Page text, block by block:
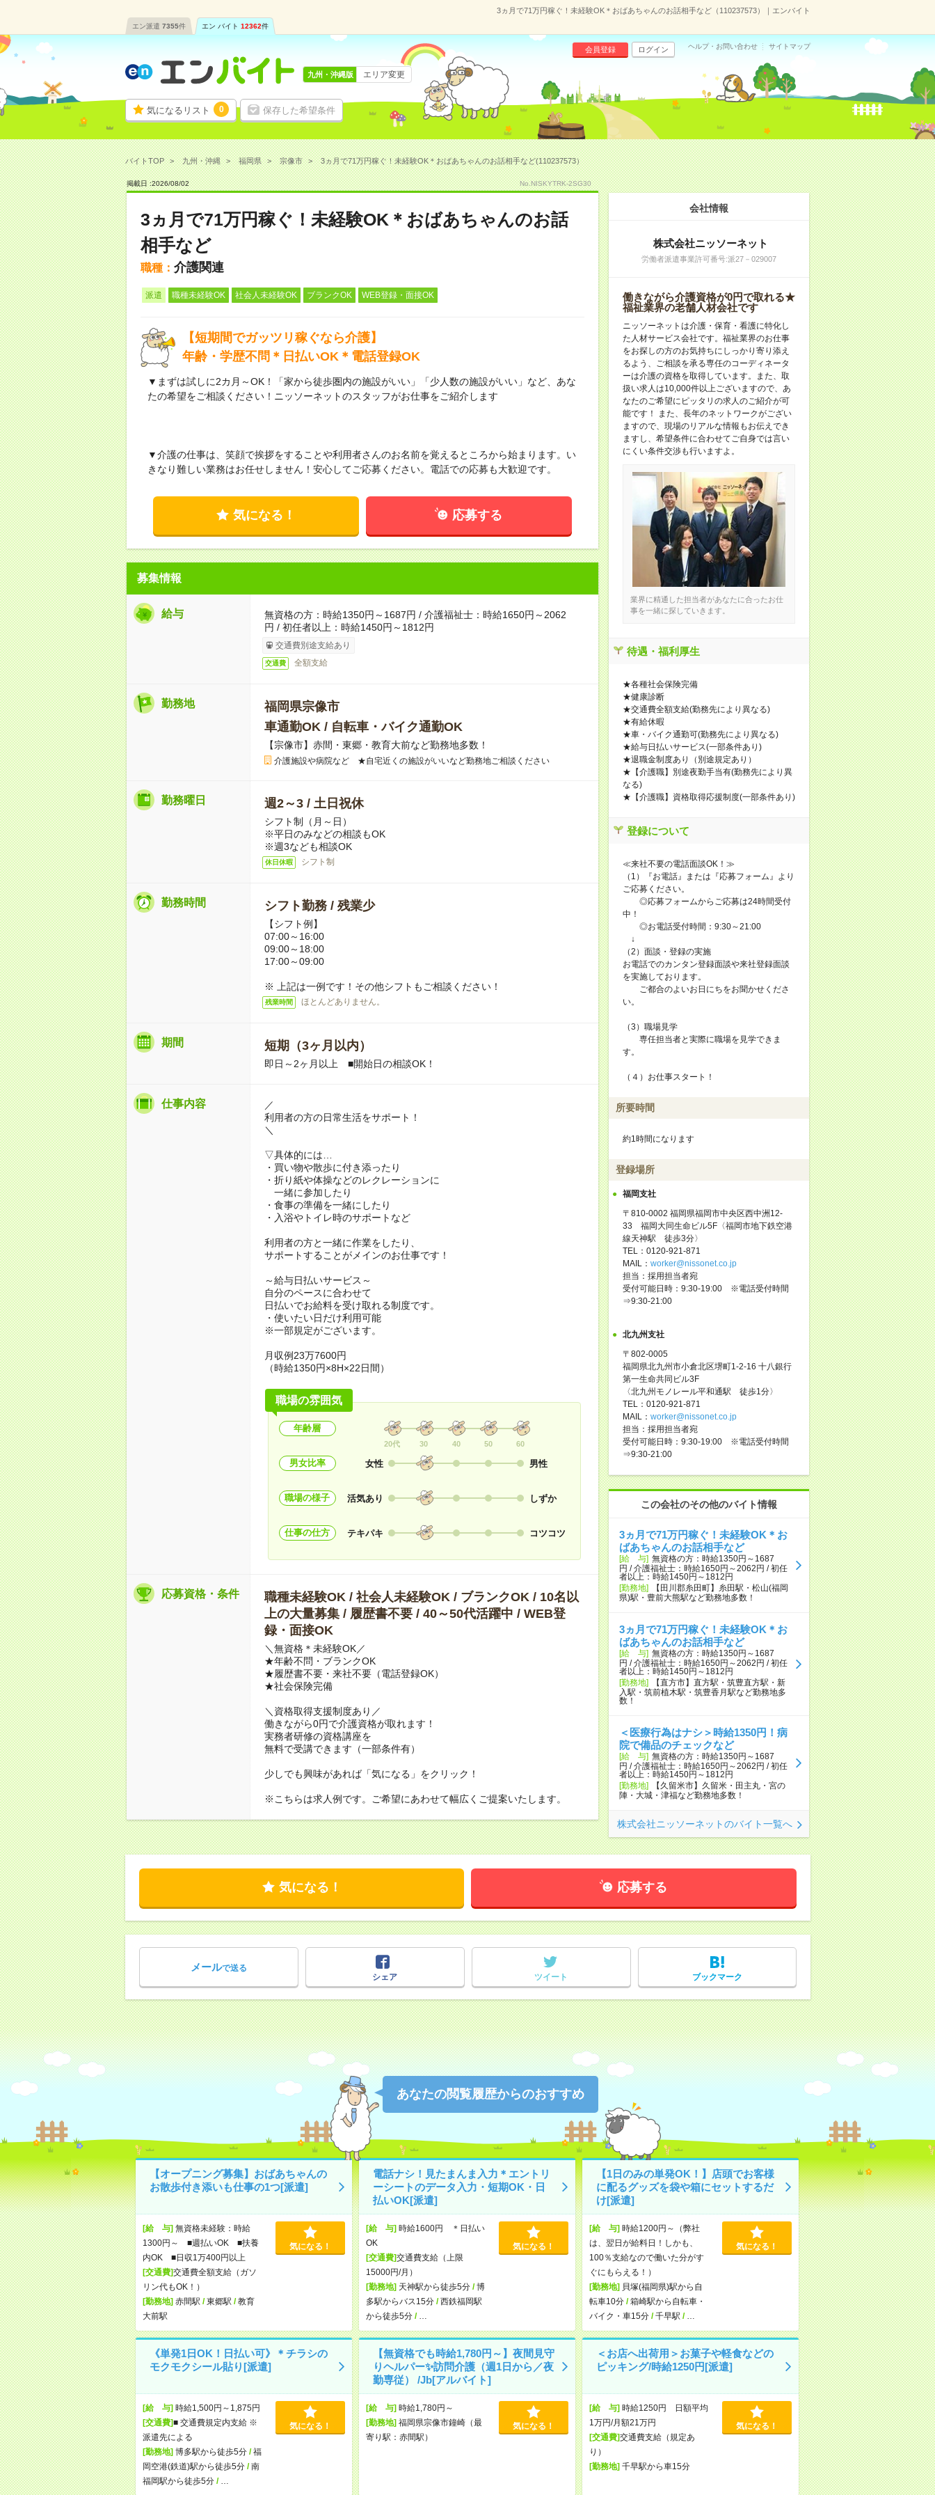
3ヵ月で71万円稼ぐ！未経験OK＊おばあちゃんのお話相手など（110237573）｜エンバイト
エン派遣 7355件 エン バイト 12362件
気になるリスト 0 保存した希望条件
会員登録 ログイン ヘルプ・お問い合わせ サイトマップ
九州・沖縄版 エリア変更
バイトTOP 九州・沖縄 福岡県 宗像市 3ヵ月で71万円稼ぐ！未経験OK＊おばあちゃんのお話相手など(110237573）
掲載日 :2026/08/02 No.NISKYTRK-2SG30
3ヵ月で71万円稼ぐ！未経験OK＊おばあちゃんのお話
相手など
職種： 介護関連
派遣 職種未経験OK 社会人未経験OK ブランクOK WEB登録・面接OK
【短期間でガッツリ稼ぐなら介護】
年齢・学歴不問＊日払いOK＊電話登録OK
▼まずは試しに2カ月～OK！「家から徒歩圏内の施設がいい」「少人数の施設がいい」など、あな
たの希望をご相談ください！ニッソーネットのスタッフがお仕事をご紹介します
▼介護の仕事は、笑顔で挨拶をすることや利用者さんのお名前を覚えるところから始まります。い
きなり難しい業務はお任せしません！安心してご応募ください。電話での応募も大歓迎です。
気になる！ 応募する
募集情報
給与
無資格の方：時給1350円～1687円 / 介護福祉士：時給1650円～2062
円 / 初任者以上：時給1450円～1812円
交通費別途支給あり
交通費 全額支給
勤務地
福岡県宗像市
車通勤OK / 自転車・バイク通勤OK
【宗像市】赤間・東郷・教育大前など勤務地多数！
介護施設や病院など ★自宅近くの施設がいいなど勤務地ご相談ください
勤務曜日 週2～3 / 土日祝休
シフト制（月～日）
※平日のみなどの相談もOK
※週3なども相談OK
休日休暇 シフト制
勤務時間 シフト勤務 / 残業少
【シフト例】
07:00～16:00
09:00～18:00
17:00～09:00
※ 上記は一例です！その他シフトもご相談ください！
残業時間 ほとんどありません。
期間 短期（3ヶ月以内）
即日～2ヶ月以上 ■開始日の相談OK！
仕事内容
／
利用者の方の日常生活をサポート！
＼
▽具体的には…
・買い物や散歩に付き添ったり
・折り紙や体操などのレクレーションに
一緒に参加したり
・食事の準備を一緒にしたり
・入浴やトイレ時のサポートなど
利用者の方と一緒に作業をしたり、
サポートすることがメインのお仕事です！
～給与日払いサービス～
自分のペースに合わせて
日払いでお給料を受け取れる制度です。
・使いたい日だけ利用可能
※一部規定がございます。
月収例23万7600円
（時給1350円×8H×22日間）
職場の雰囲気
年齢層
20代 30 40 50 60
男女比率 女性 男性
職場の様子 活気あり しずか
仕事の仕方 テキパキ コツコツ
応募資格・条件
職種未経験OK / 社会人未経験OK / ブランクOK / 10名以
上の大量募集 / 履歴書不要 / 40～50代活躍中 / WEB登
録・面接OK
＼無資格＊未経験OK／
★年齢不問・ブランクOK
★履歴書不要・来社不要（電話登録OK）
★社会保険完備
＼資格取得支援制度あり／
働きながら0円で介護資格が取れます！
実務者研修の資格講座を
無料で受講できます（一部条件有）
少しでも興味があれば「気になる」をクリック！
※こちらは求人例です。ご希望にあわせて幅広くご提案いたします。
会社情報
株式会社ニッソーネット
労働者派遣事業許可番号:派27－029007
働きながら介護資格が0円で取れる★
福祉業界の老舗人材会社です
ニッソーネットは介護・保育・看護に特化し
た人材サービス会社です。福祉業界のお仕事
をお探しの方のお気持ちにしっかり寄り添え
るよう、ご相談を承る専任のコーディネータ
ーは介護の資格を取得しています。また、取
扱い求人は10,000件以上ございますので、あ
なたのご希望にピッタリの求人のご紹介が可
能です！ また、長年のネットワークがござい
ますので、現場のリアルな情報もお伝えでき
ますし、希望条件に合わせてご自身では言い
にくい条件交渉も行いますよ。
業界に精通した担当者があなたに合ったお仕
事を一緒に探していきます。
待遇・福利厚生
★各種社会保険完備
★健康診断
★交通費全額支給(勤務先により異なる)
★有給休暇
★車・バイク通勤可(勤務先により異なる)
★給与日払いサービス(一部条件あり)
★退職金制度あり（別途規定あり）
★【介護職】別途夜勤手当有(勤務先により異
なる)
★【介護職】資格取得応援制度(一部条件あり)
登録について
≪来社不要の電話面談OK！≫
（1）『お電話』または『応募フォーム』より
ご応募ください。
◎応募フォームからご応募は24時間受付
中！
◎お電話受付時間：9:30～21:00
↓
（2）面談・登録の実施
お電話でのカンタン登録面談や来社登録面談
を実施しております。
ご都合のよいお日にちをお聞かせくださ
い。
（3）職場見学
専任担当者と実際に職場を見学できま
す。
（４）お仕事スタート！
所要時間
約1時間になります
登録場所
福岡支社
〒810-0002 福岡県福岡市中央区西中洲12-
33 福岡大同生命ビル5F〈福岡市地下鉄空港
線天神駅 徒歩3分〉
TEL：0120-921-871
MAIL： worker@nissonet.co.jp
担当：採用担当者宛
受付可能日時：9:30-19:00 ※電話受付時間
⇒9:30-21:00
北九州支社
〒802-0005
福岡県北九州市小倉北区堺町1-2-16 十八銀行
第一生命共同ビル3F
〈北九州モノレール平和通駅 徒歩1分〉
TEL：0120-921-871
MAIL： worker@nissonet.co.jp
担当：採用担当者宛
受付可能日時：9:30-19:00 ※電話受付時間
⇒9:30-21:00
この会社のその他のバイト情報
3ヵ月で71万円稼ぐ！未経験OK＊お
ばあちゃんのお話相手など
[給 与] 無資格の方：時給1350円～1687
円 / 介護福祉士：時給1650円～2062円 / 初任
者以上：時給1450円～1812円
[勤務地]
【田川郡糸田町】糸田駅・松山(福岡
県)駅・豊前大熊駅など勤務地多数！
3ヵ月で71万円稼ぐ！未経験OK＊お
ばあちゃんのお話相手など
[給 与] 無資格の方：時給1350円～1687
円 / 介護福祉士：時給1650円～2062円 / 初任
者以上：時給1450円～1812円
[勤務地]
【直方市】直方駅・筑豊直方駅・新
入駅・筑前植木駅・筑豊香月駅など勤務地多
数！
＜医療行為はナシ＞時給1350円！病
院で備品のチェックなど
[給 与] 無資格の方：時給1350円～1687
円 / 介護福祉士：時給1650円～2062円 / 初任
者以上：時給1450円～1812円
[勤務地]
【久留米市】久留米・田主丸・宮の
陣・大城・津福など勤務地多数！
株式会社ニッソーネットのバイト一覧へ
気になる！ 応募する
メールで送る
シェア
ツイート ブックマーク
あなたの閲覧履歴からのおすすめ
【オープニング募集】おばあちゃんの
お散歩付き添いも仕事の1つ[派遣]
[給 与]無資格未経験：時給
1300円～ ■週払いOK ■扶養
内OK ■日収1万400円以上
[交通費]交通費全額支給（ガソ
リン代もOK！）
[勤務地]赤間駅 /東郷駅 /教育
大前駅
気になる！
電話ナシ！見たまんま入力＊エントリ
ーシートのデータ入力・短期OK・日
払いOK[派遣]
[給 与]時給1600円 ＊日払い
OK
[交通費]交通費支給（上限
15000円/月）
[勤務地]天神駅から徒歩5分/博
多駅からバス15分/西鉄福岡駅
から徒歩5分/
気になる！
【1日のみの単発OK！】店頭でお客様
に配るグッズを袋や箱にセットするだ
け[派遣]
[給 与]時給1200円～（弊社
は、翌日が給料日！しかも、
100％支給なので働いた分がす
ぐにもらえる！）
[勤務地]貝塚(福岡県)駅から自
転車10分/箱崎駅から自転車・
バイク・車15分/千早駅 /
気になる！
《単発1日OK！日払い可》＊チラシの
モクモクシール貼り[派遣]
[給 与]時給1,500円～1,875円
[交通費]■ 交通費規定内支給 ※
派遣先による
[勤務地]博多駅から徒歩5分/福
岡空港(鉄道)駅から徒歩5分/南
福岡駅から徒歩5分/
気になる！
【無資格でも時給1,780円～】夜間見守
りヘルパー✨訪問介護（週1日から／夜
勤専従） /Jb[アルバイト]
[給 与]時給1,780円～
[勤務地]福岡県宗像市鐘崎（最
寄り駅：赤間駅）
気になる！
＜お店へ出荷用＞お菓子や軽食などの
ピッキング/時給1250円[派遣]
[給 与]時給1250円 日額平均
1万円/月額21万円
[交通費]交通費支給（規定あ
り）
[勤務地]千早駅から車15分
気になる！